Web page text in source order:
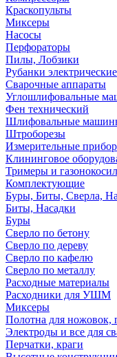
Краскопульты
Миксеры
Насосы
Перфораторы
Пилы, Лобзики
Рубанки электрические
Сварочные аппараты
Углошлифовальные
Фен технический
Шлифовальные
Штроборезы
Измерительные
Клининговое
Тримеры и
Комплектующие
Буры, Биты, Сверла,
Биты, Насадки
Буры
Сверло по бетону
Сверло по дереву
Сверло по кафелю
Сверло по металлу
Расходные материалы
Расходники для УШМ
Миксеры
Полотна для ножовок,
Электроды и все для
Перчатки, краги